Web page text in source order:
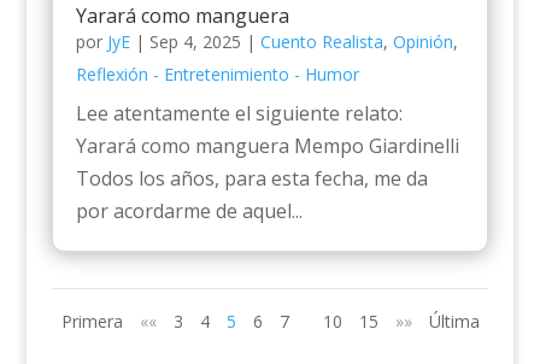
Yarará como manguera
por JyE| Sep 4, 2025 | Cuento Realista, Opinión,
Reflexión - Entretenimiento - Humor
Lee atentamente el siguiente relato:
Yarará como manguera Mempo Giardinelli
Todos los años, para esta fecha, me da
por acordarme de aquel...
Primera «« 3 4 5 6 7 10 15 »» Última